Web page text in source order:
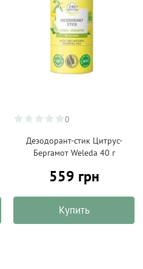
0
Дезодорант-стик Цитрус-
Бергамот Weleda 40 г
559 грн
Купить